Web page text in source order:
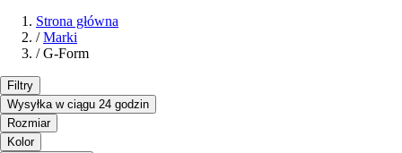
Strona główna
/ Marki
/ G-Form
Filtry
Wysyłka w ciągu 24 godzin
Rozmiar
Kolor